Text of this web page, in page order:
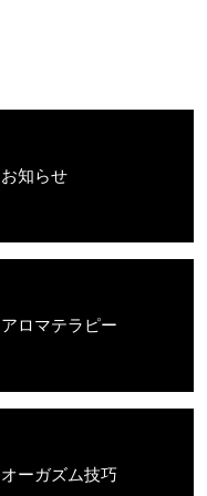
お知らせ
アロマテラピー
オーガズム技巧